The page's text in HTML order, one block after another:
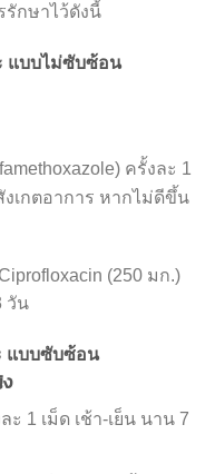
รักษาไว้ดังนี้
แบบไม่ซับซ้อน
ครั้งละ 1
งเกตอาการ หากไม่ดีขึ้น
(250 มก.)
วัน
แบบซับซ้อน
ะ 1 เม็ด เช้า-เย็น นาน 7